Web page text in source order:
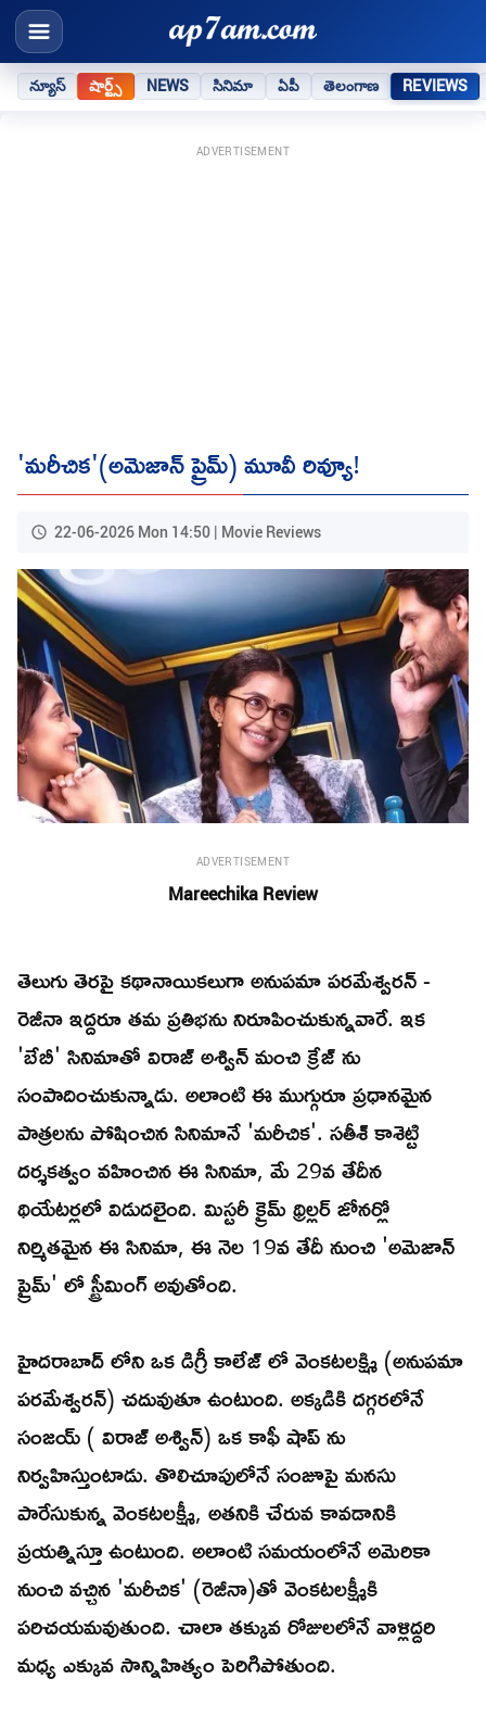
న్యూస్ షార్ట్స్ NEWS సినిమా ఏపీ తెలంగాణ REVIEWS
ADVERTISEMENT
'మరీచిక'(అమెజాన్ ప్రైమ్) మూవీ రివ్యూ!
22-06-2026 Mon 14:50 | Movie Reviews
ADVERTISEMENT
Mareechika Review
తెలుగు తెరపై కథానాయికలుగా అనుపమా పరమేశ్వరన్ -
రెజీనా ఇద్దరూ తమ ప్రతిభను నిరూపించుకున్నవారే. ఇక
'బేబీ' సినిమాతో విరాజ్ అశ్విన్ మంచి క్రేజ్ ను
సంపాదించుకున్నాడు. అలాంటి ఈ ముగ్గురూ ప్రధానమైన
పాత్రలను పోషించిన సినిమానే 'మరీచిక'. సతీశ్ కాశెట్టి
దర్శకత్వం వహించిన ఈ సినిమా, మే 29వ తేదీన
థియేటర్లలో విడుదలైంది. మిస్టరీ క్రైమ్ థ్రిల్లర్ జోనర్లో
నిర్మితమైన ఈ సినిమా, ఈ నెల 19వ తేదీ నుంచి 'అమెజాన్
ప్రైమ్' లో స్ట్రీమింగ్ అవుతోంది.
హైదరాబాద్ లోని ఒక డిగ్రీ కాలేజ్ లో వెంకటలక్ష్మి (అనుపమా
పరమేశ్వరన్) చదువుతూ ఉంటుంది. అక్కడికి దగ్గరలోనే
సంజయ్ ( విరాజ్ అశ్విన్) ఒక కాఫీ షాప్ ను
నిర్వహిస్తుంటాడు. తొలిచూపులోనే సంజూపై మనసు
పారేసుకున్న వెంకటలక్ష్మీ, అతనికి చేరువ కావడానికి
ప్రయత్నిస్తూ ఉంటుంది. అలాంటి సమయంలోనే అమెరికా
నుంచి వచ్చిన 'మరీచిక' (రెజీనా)తో వెంకటలక్ష్మీకి
పరిచయమవుతుంది. చాలా తక్కువ రోజులలోనే వాళ్లిద్దరి
మధ్య ఎక్కువ సాన్నిహిత్యం పెరిగిపోతుంది.